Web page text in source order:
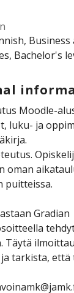
Bachelor's
Moodle-
luku- ja
oman
puitteissa.
Gradian
Täytä
tarkista, että